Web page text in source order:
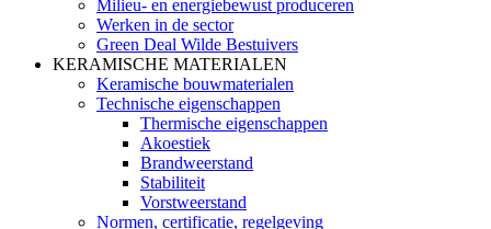
Milieu- en energiebewust produceren
Werken in de sector
Green Deal Wilde Bestuivers
KERAMISCHE MATERIALEN
Keramische bouwmaterialen
Technische eigenschappen
Thermische eigenschappen
Akoestiek
Brandweerstand
Stabiliteit
Vorstweerstand
Normen, certificatie, regelgeving